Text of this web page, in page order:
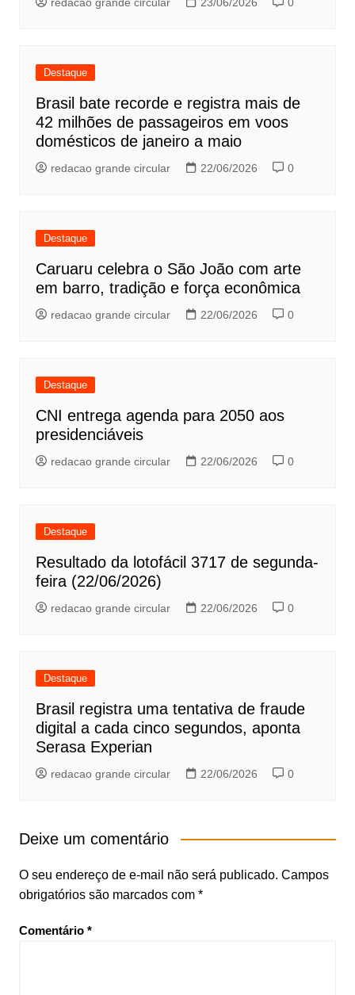
Destaque
Brasil bate recorde e registra mais de
42 milhões de passageiros em voos
domésticos de janeiro a maio
redacao grande circular 22/06/2026 0
Destaque
Caruaru celebra o São João com arte
em barro, tradição e força econômica
redacao grande circular 22/06/2026 0
Destaque
CNI entrega agenda para 2050 aos
presidenciáveis
redacao grande circular 22/06/2026 0
Destaque
Resultado da lotofácil 3717 de segunda-
feira (22/06/2026)
redacao grande circular 22/06/2026 0
Destaque
Brasil registra uma tentativa de fraude
digital a cada cinco segundos, aponta
Serasa Experian
redacao grande circular 22/06/2026 0
Deixe um comentário
O seu endereço de e-mail não será publicado. Campos
obrigatórios são marcados com *
Comentário *